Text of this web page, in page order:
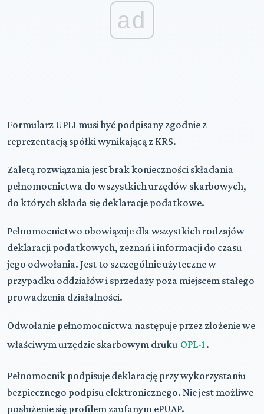
ad
Formularz UPL1 musi być podpisany zgodnie z
reprezentacją spółki wynikającą z KRS.
Zaletą rozwiązania jest brak konieczności składania
pełnomocnictwa do wszystkich urzędów skarbowych,
do których składa się deklaracje podatkowe.
Pełnomocnictwo obowiązuje dla wszystkich rodzajów
deklaracji podatkowych, zeznań i informacji do czasu
jego odwołania. Jest to szczególnie użyteczne w
przypadku oddziałów i sprzedaży poza miejscem stałego
prowadzenia działalności.
Odwołanie pełnomocnictwa następuje przez złożenie we
właściwym urzędzie skarbowym druku OPL-1 .
Pełnomocnik podpisuje deklarację przy wykorzystaniu
bezpiecznego podpisu elektronicznego. Nie jest możliwe
posłużenie się profilem zaufanym ePUAP.